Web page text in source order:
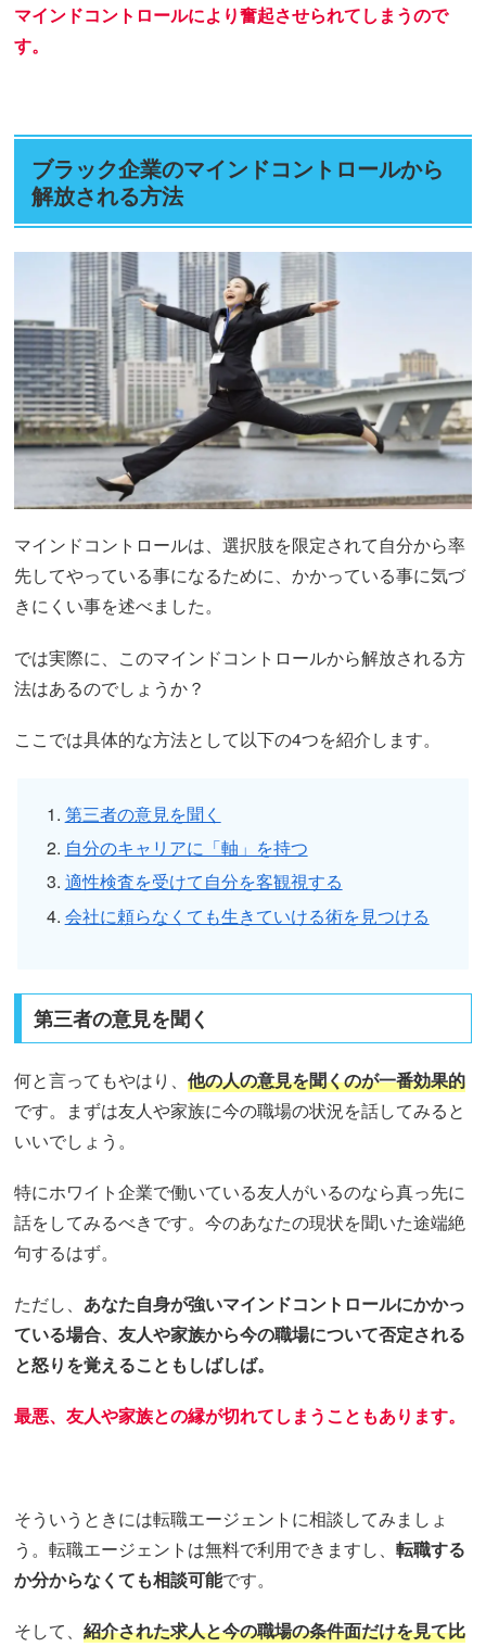
マインドコントロールにより奮起させられてしまうので
す。
ブラック企業のマインドコントロールから
解放される方法
マインドコントロールは、選択肢を限定されて自分から率
先してやっている事になるために、かかっている事に気づ
きにくい事を述べました。
では実際に、このマインドコントロールから解放される方
法はあるのでしょうか？
ここでは具体的な方法として以下の4つを紹介します。
第三者の意見を聞く
自分のキャリアに「軸」を持つ
適性検査を受けて自分を客観視する
会社に頼らなくても生きていける術を見つける
第三者の意見を聞く
何と言ってもやはり、他の人の意見を聞くのが一番効果的
です。まずは友人や家族に今の職場の状況を話してみると
いいでしょう。
特にホワイト企業で働いている友人がいるのなら真っ先に
話をしてみるべきです。今のあなたの現状を聞いた途端絶
句するはず。
ただし、 あなた自身が強いマインドコントロールにかかっ
ている場合、友人や家族から今の職場について否定される
と怒りを覚えることもしばしば。
最悪、友人や家族との縁が切れてしまうこともあります。
そういうときには転職エージェントに相談してみましょ
う。転職エージェントは無料で利用できますし、転職する
か分からなくても相談可能です。
そして、紹介された求人と今の職場の条件面だけを見て比